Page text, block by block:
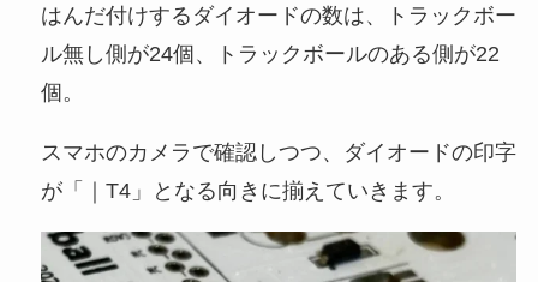
はんだ付けするダイオードの数は、トラックボー
ル無し側が24個、トラックボールのある側が22
個。
スマホのカメラで確認しつつ、ダイオードの印字
が「｜T4」となる向きに揃えていきます。